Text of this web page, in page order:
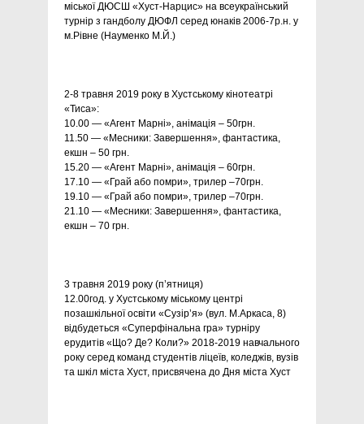
міської ДЮСШ «Хуст-Нарцис» на всеукраїнський
турнір з гандболу ДЮФЛ серед юнаків 2006-7р.н. у
м.Рівне (Науменко М.Й.)
2-8 травня 2019 року в Хустському кінотеатрі
«Тиса»:
10.00 — «Агент Марні», анімація – 50грн.
11.50 — «Месники: Завершення», фантастика,
екшн – 50 грн.
15.20 — «Агент Марні», анімація – 60грн.
17.10 — «Грай або помри», трилер –70грн.
19.10 — «Грай або помри», трилер –70грн.
21.10 — «Месники: Завершення», фантастика,
екшн – 70 грн.
3 травня 2019 року (п’ятниця)
12.00год. у Хустському міському центрі
позашкільної освіти «Сузір’я» (вул. М.Аркаса, 8)
відбудеться «Суперфінальна гра» турніру
ерудитів «Що? Де? Коли?» 2018-2019 навчального
року серед команд студентів ліцеїв, коледжів, вузів
та шкіл міста Хуст, присвячена до Дня міста Хуст